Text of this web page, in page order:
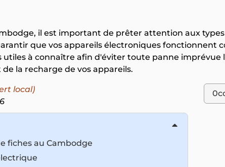
il est important de prêter attention aux
que vos appareils électroniques fonctionnent
utiles à connaître afin d'éviter toute panne imprévue
la recharge de vos appareils.
local)
0
fiches au Cambodge